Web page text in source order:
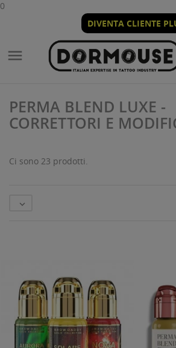
0
DIVENTA CLIENTE

PERMA BLEND LUXE -
CORRETTORI E
Ci sono 23 prodotti.
